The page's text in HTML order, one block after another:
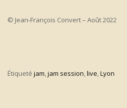
© Jean-François Convert – Août 2022
Étiqueté jam,jam session,live,Lyon